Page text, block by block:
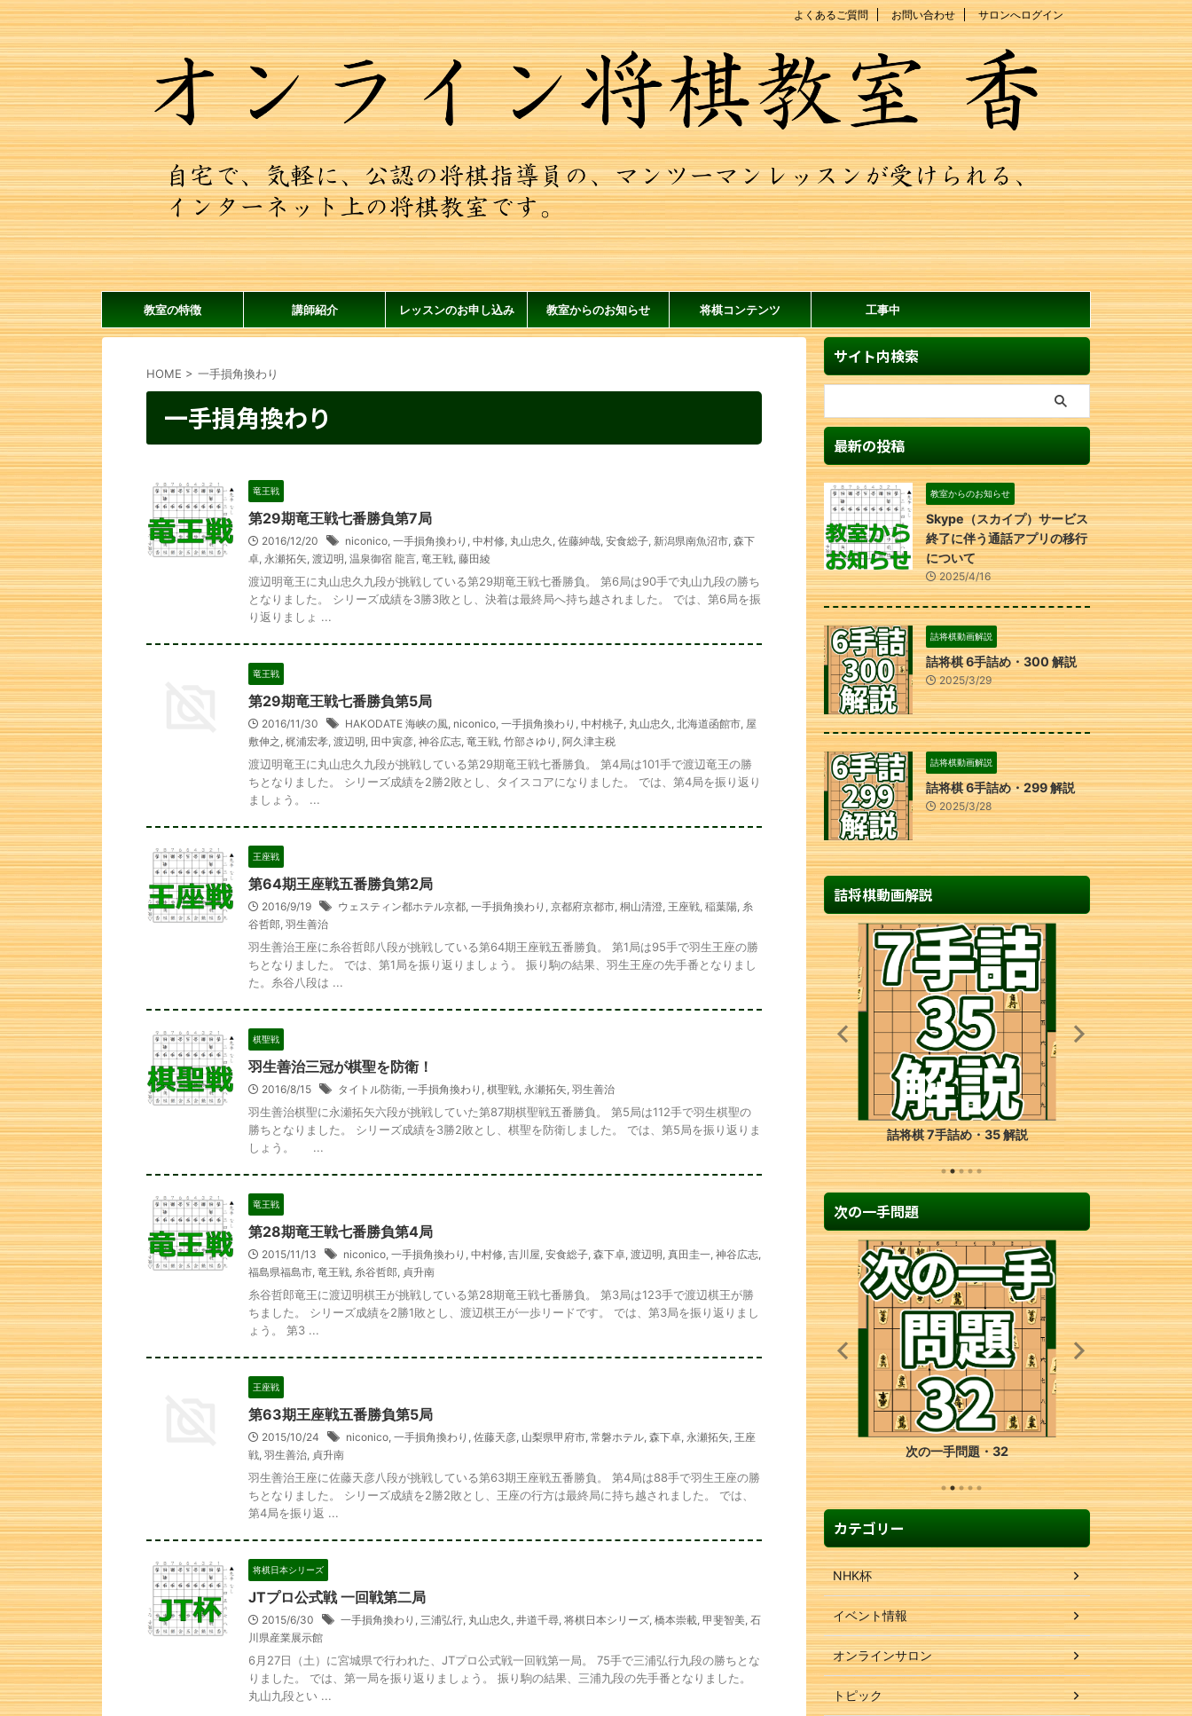
よくあるご質問 お問い合わせ サロンへログイン
教室の特徴 講師紹介 レッスンのお申し込み 教室からのお知らせ 将棋コンテンツ 工事中
HOME > 一手損角換わり
一手損角換わり
竜王戦
第29期竜王戦七番勝負第7局
2016/12/20 niconico, 一手損角換わり , 中村修, 丸山忠久 , 佐藤紳哉, 安食総子, 新潟県南魚沼市, 森下
卓, 永瀬拓矢, 渡辺明, 温泉御宿 龍言, 竜王戦, 藤田綾
渡辺明竜王に丸山忠久九段が挑戦している第29期竜王戦七番勝負。 第6局は90手で丸山九段の勝ち
となりました。 シリーズ成績を3勝3敗とし、決着は最終局へ持ち越されました。 では、第6局を振
り返りましょ ...
竜王戦
第29期竜王戦七番勝負第5局
2016/11/30 HAKODATE 海峡の風, niconico, 一手損角換わり , 中村桃子, 丸山忠久 , 北海道函館市, 屋
敷伸之 , 梶浦宏孝, 渡辺明, 田中寅彦, 神谷広志, 竜王戦, 竹部さゆり , 阿久津主税
渡辺明竜王に丸山忠久九段が挑戦している第29期竜王戦七番勝負。 第4局は101手で渡辺竜王の勝
ちとなりました。 シリーズ成績を2勝2敗とし、タイスコアになりました。 では、第4局を振り返り
ましょう。 ...
王座戦
第64期王座戦五番勝負第2局
2016/9/19 ウェスティン都ホテル京都, 一手損角換わり , 京都府京都市, 桐山清澄, 王座戦, 稲葉陽, 糸
谷哲郎, 羽生善治
羽生善治王座に糸谷哲郎八段が挑戦している第64期王座戦五番勝負。 第1局は95手で羽生王座の勝
ちとなりました。 では、第1局を振り返りましょう。 振り駒の結果、羽生王座の先手番となりまし
た。糸谷八段は ...
棋聖戦
羽生善治三冠が棋聖を防衛！
2016/8/15 タイトル防衛, 一手損角換わり , 棋聖戦, 永瀬拓矢, 羽生善治
羽生善治棋聖に永瀬拓矢六段が挑戦していた第87期棋聖戦五番勝負。 第5局は112手で羽生棋聖の
勝ちとなりました。 シリーズ成績を3勝2敗とし、棋聖を防衛しました。 では、第5局を振り返りま
しょう。 ...
竜王戦
第28期竜王戦七番勝負第4局
2015/11/13 niconico, 一手損角換わり , 中村修, 吉川屋, 安食総子, 森下卓, 渡辺明, 真田圭一, 神谷広志,
福島県福島市, 竜王戦, 糸谷哲郎, 貞升南
糸谷哲郎竜王に渡辺明棋王が挑戦している第28期竜王戦七番勝負。 第3局は123手で渡辺棋王が勝
ちました。 シリーズ成績を2勝1敗とし、渡辺棋王が一歩リードです。 では、第3局を振り返りまし
ょう。 第3 ...
王座戦
第63期王座戦五番勝負第5局
2015/10/24 niconico, 一手損角換わり , 佐藤天彦, 山梨県甲府市, 常磐ホテル, 森下卓, 永瀬拓矢, 王座
戦, 羽生善治, 貞升南
羽生善治王座に佐藤天彦八段が挑戦している第63期王座戦五番勝負。 第4局は88手で羽生王座の勝
ちとなりました。 シリーズ成績を2勝2敗とし、王座の行方は最終局に持ち越されました。 では、
第4局を振り返 ...
将棋日本シリーズ
JTプロ公式戦 一回戦第二局
2015/6/30 一手損角換わり , 三浦弘行, 丸山忠久 , 井道千尋, 将棋日本シリーズ, 橋本崇載, 甲斐智美, 石
川県産業展示館
6月27日（土）に宮城県で行われた、JTプロ公式戦一回戦第一局。 75手で三浦弘行九段の勝ちとな
りました。 では、第一局を振り返りましょう。 振り駒の結果、三浦九段の先手番となりました。
丸山九段とい ...
サイト内検索
最新の投稿
教室からのお知らせ
Skype（スカイプ）サービス
終了に伴う通話アプリの移行
について
2025/4/16
詰将棋動画解説
詰将棋 6手詰め・300 解説
2025/3/29
詰将棋動画解説
詰将棋 6手詰め・299 解説
2025/3/28
詰将棋動画解説
詰将棋 2手詰め・242 解説 詰将棋 3手詰め・280 解説 詰将棋 7手詰め・35 解説 詰将
次の一手問題
次の一手問題・32
カテゴリー
NHK杯
イベント情報
オンラインサロン
トピック